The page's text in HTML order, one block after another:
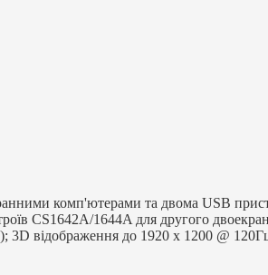
комп'ютерами та двома USB
CS1642A/1644A для другого
3D відображення до 1920 x 1200 @